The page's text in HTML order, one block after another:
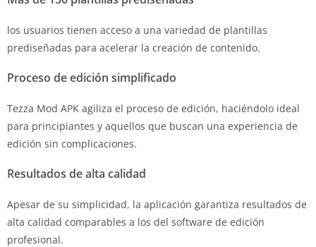
los usuarios tienen acceso a una variedad de plantillas
prediseñadas para acelerar la creación de contenido.
Proceso de edición simplificado
Tezza Mod APK agiliza el proceso de edición, haciéndolo ideal
para principiantes y aquellos que buscan una experiencia de
edición sin complicaciones.
Resultados de alta calidad
Apesar de su simplicidad, la aplicación garantiza resultados de
alta calidad comparables a los del software de edición
profesional.